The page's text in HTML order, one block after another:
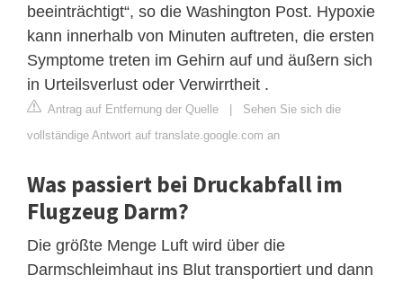
beeinträchtigt“, so die Washington Post. Hypoxie
kann innerhalb von Minuten auftreten, die ersten
Symptome treten im Gehirn auf und äußern sich
in Urteilsverlust oder Verwirrtheit .
Antrag auf Entfernung der Quelle
Sehen Sie sich die
vollständige Antwort auf translate.google.com an
Was passiert bei Druckabfall im
Flugzeug Darm?
Die größte Menge Luft wird über die
Darmschleimhaut ins Blut transportiert und dann